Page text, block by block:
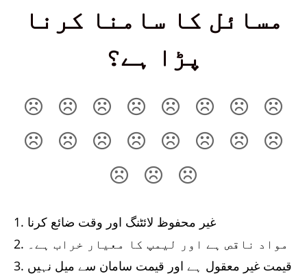
مسائل کا سامنا کرنا
پڑا ہے؟
1. غیر محفوظ لائٹنگ اور وقت ضائع کرنا
2. مواد ناقص ہے اور لیمپ کا معیار خراب ہے۔
3. قیمت غیر معقول ہے اور قیمت سامان سے میل نہیں